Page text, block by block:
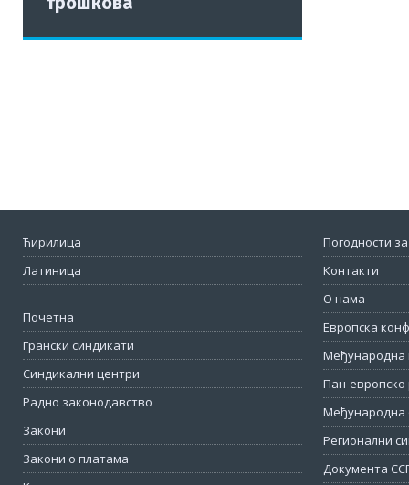
Ћирилица
Латиница
Почетна
Грански синдикати
Синдикални центри
Радно законодавство
Закони
Закони о платама
Погодности
Контакти
О нама
Европска
Међународна
Пан-европско
Међународна
Регионални
Документа